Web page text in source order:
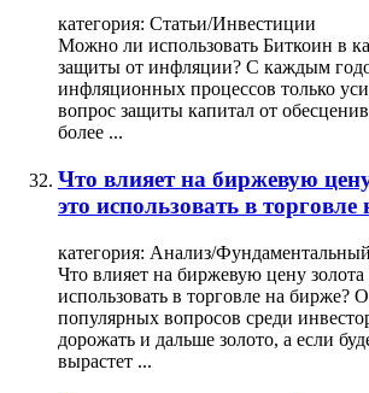
категория: Статьи/Инвестиции
Можно ли использовать Биткоин в
защиты от инфляции? С каждым
инфляционных процессов только
вопрос защиты капитал от
более ...
Что влияет на биржевую
это использовать в
категория: Анализ/
Что влияет на биржевую цену золота
использовать в торговле на бирже?
популярных вопросов среди
дорожать и дальше золото, а если
вырастет ...